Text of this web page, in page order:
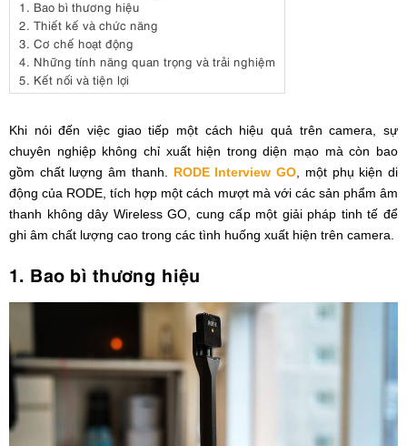
1. Bao bì thương hiệu
2. Thiết kế và chức năng
3. Cơ chế hoạt động
4. Những tính năng quan trọng và trải nghiệm
5. Kết nối và tiện lợi
Khi nói đến việc giao tiếp một cách hiệu quả trên camera, sự
chuyên nghiệp không chỉ xuất hiện trong diện mạo mà còn bao
gồm chất lượng âm thanh. RODE Interview GO , một phụ kiện di
động của RODE, tích hợp một cách mượt mà với các sản phẩm âm
thanh không dây Wireless GO, cung cấp một giải pháp tinh tế để
ghi âm chất lượng cao trong các tình huống xuất hiện trên camera.
1. Bao bì thương hiệu